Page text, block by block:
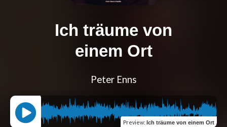
Ich träume von
einem Ort
Peter Enns
Preview: Ich träume von einem Ort